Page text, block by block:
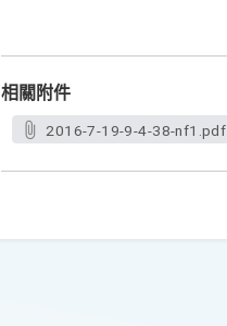
相關附件
2016-7-19-9-4-38-nf1.pdf